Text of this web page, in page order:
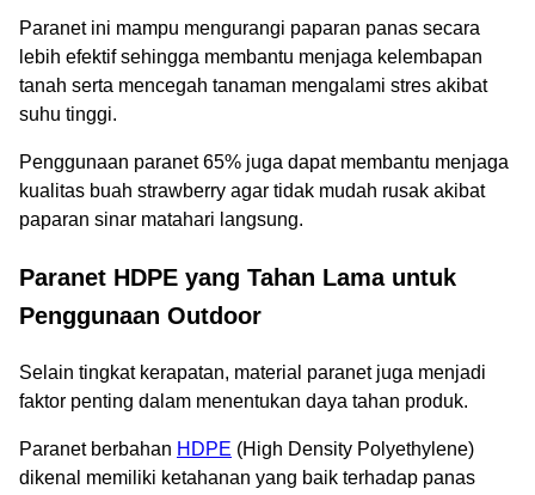
Paranet ini mampu mengurangi paparan panas secara
lebih efektif sehingga membantu menjaga kelembapan
tanah serta mencegah tanaman mengalami stres akibat
suhu tinggi.
Penggunaan paranet 65% juga dapat membantu menjaga
kualitas buah strawberry agar tidak mudah rusak akibat
paparan sinar matahari langsung.
Paranet HDPE yang Tahan Lama untuk
Penggunaan Outdoor
Selain tingkat kerapatan, material paranet juga menjadi
faktor penting dalam menentukan daya tahan produk.
Paranet berbahan HDPE (High Density Polyethylene)
dikenal memiliki ketahanan yang baik terhadap panas